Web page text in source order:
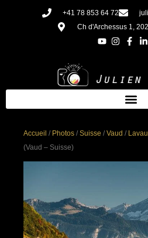
+41 78 853 64 72
Ch d'Archessus 1,
Accueil / Photos / Suisse / Vaud /
(Vaud – Suisse)